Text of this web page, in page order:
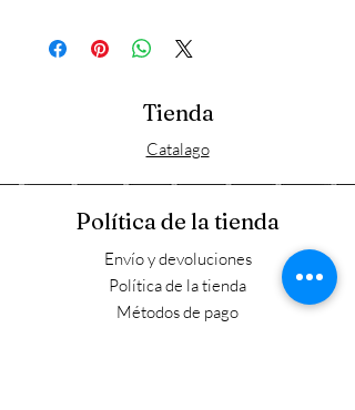
Tienda
Catalago
Política de la tienda
Envío y devoluciones
Política de la tienda
Métodos de pago